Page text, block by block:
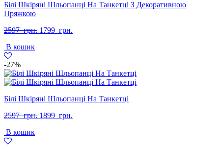
Білі Шкіряні Шльопанці На Танкетці З Декоративною
Пряжкою
2597 грн. Оригінальна
1799 грн.
В кошик
-27%
Білі Шкіряні Шльопанці На Танкетці
2597 грн. Оригінальна
1899 грн.
В кошик